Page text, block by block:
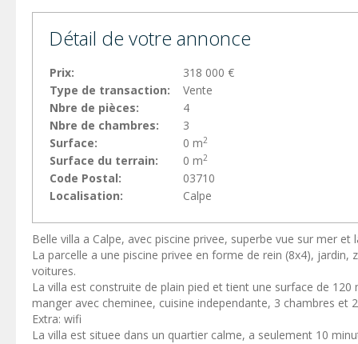
Détail de votre annonce
Prix:
318 000 €
Type de transaction:
Vente
Nbre de pièces:
4
Nbre de chambres:
3
Surface:
0 m2
Surface du terrain: 0 m2
Code Postal:
03710
Localisation:
Calpe
Belle villa a Calpe, avec piscine privee, superbe vue sur mer
La parcelle a une piscine privee en forme de rein (8x4), jardin,
voitures.
La villa est construite de plain pied et tient une surface de
manger avec cheminee, cuisine independante, 3 chambres et
Extra: wifi
La villa est situee dans un quartier calme, a seulement 10